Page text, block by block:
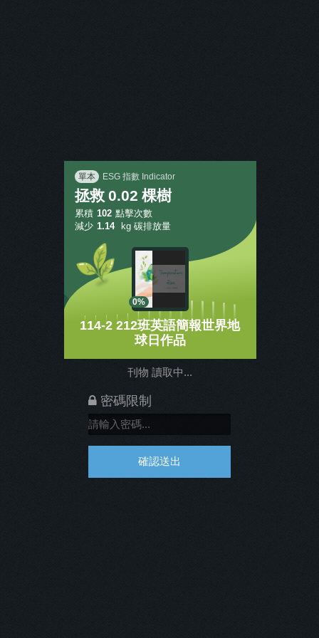
單本 ESG 指數 Indicator
拯救 0.02 棵樹
累積 102 點擊次數
減少 1.14 kg 碳排放量
0%
114-2 212班英語簡報世界地
球日作品
刊物 讀取中...
密碼限制
確認送出